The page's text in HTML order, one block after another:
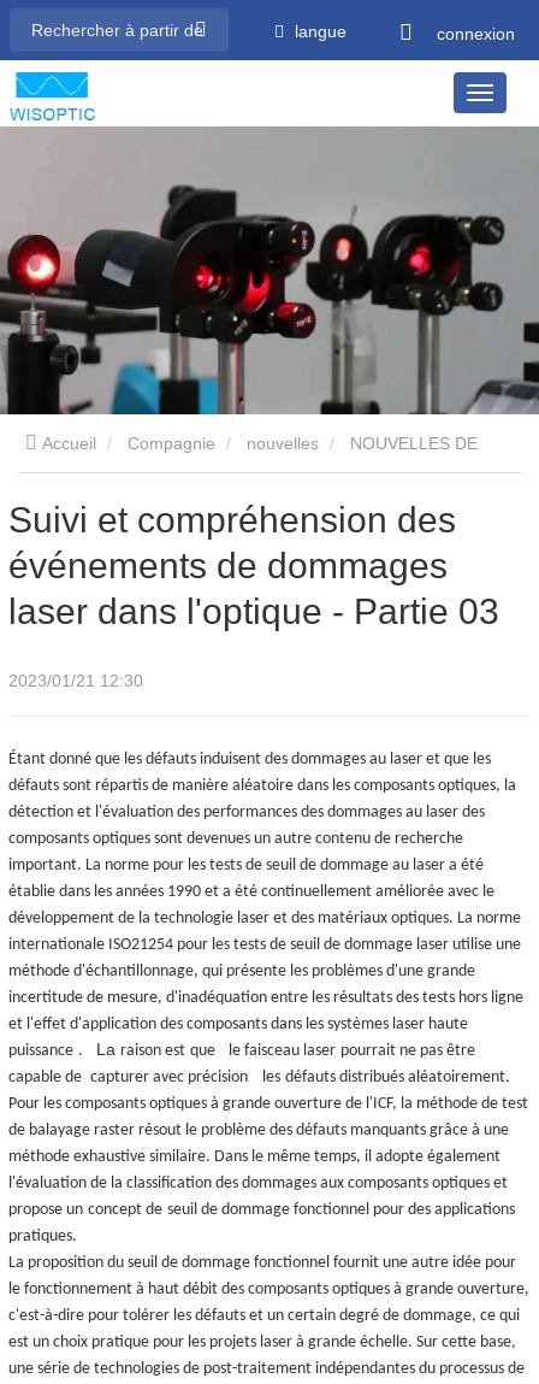
langue connexion
Accueil Compagnie nouvelles NOUVELLES DE
dommages laser dans l'optique - Partie 03
Suivi et compréhension des
événements de dommages
laser dans l'optique - Partie 03
2023/01/21 12:30
Étant donné que les défauts induisent des dommages au laser et que les
défauts sont répartis de manière aléatoire dans les composants optiques, la
détection et l'évaluation des performances des dommages au laser des
composants optiques sont devenues un autre contenu de recherche
important. La norme pour les tests de seuil de dommage au laser a été
établie dans les années 1990 et a été continuellement améliorée avec le
développement de la technologie laser et des matériaux optiques. La norme
internationale ISO21254 pour les tests de seuil de dommage laser utilise une
méthode d'échantillonnage, qui présente les problèmes d'une grande
incertitude de mesure, d'inadéquation entre les résultats des tests hors ligne
et l'effet d'application des composants dans les systèmes laser haute
puissance . La raison est que le faisceau laser pourrait ne pas être
capable de capturer avec précision les défauts distribués aléatoirement.
Pour les composants optiques à grande ouverture de l'ICF, la méthode de test
de balayage raster résout le problème des défauts manquants grâce à une
méthode exhaustive similaire. Dans le même temps, il adopte également
l'évaluation de la classification des dommages aux composants optiques et
propose un concept de seuil de dommage fonctionnel pour des applications
pratiques.
La proposition du seuil de dommage fonctionnel fournit une autre idée pour
le fonctionnement à haut débit des composants optiques à grande ouverture,
c'est-à-dire pour tolérer les défauts et un certain degré de dommage, ce qui
est un choix pratique pour les projets laser à grande échelle. Sur cette base,
une série de technologies de post-traitement indépendantes du processus de